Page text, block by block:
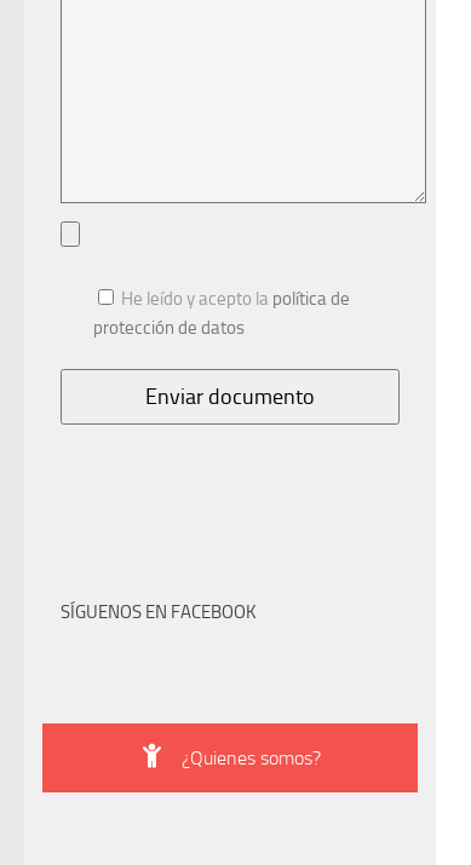
He leído y acepto la política de
protección de datos
SÍGUENOS EN FACEBOOK
¿Quienes somos?